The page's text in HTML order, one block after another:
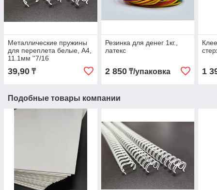
Металлические пружины
для переплета белые, А4,
11.1мм ''7/16
39,90 ₸
Резинка для денег 1кг.,
латекс
2 850₸/упаковка 1
Подобные товары компании